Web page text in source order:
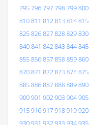
795796797798799800
810811 812813814815
825826827828829830
840841 842843844845
855856857858859860
870871 872873874875
885886887888889890
900901 902903904905
915916917918919920
930931 932933934935